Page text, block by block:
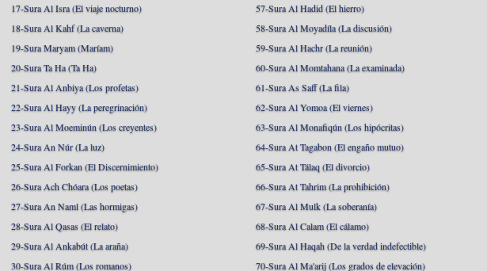
17-Sura Al Isra (El viaje nocturno)
18-Sura Al Kahf (La caverna)
19-Sura Maryam (Maríam)
20-Sura Ta Ha (Ta Ha)
21-Sura Al Anbiya (Los profetas)
22-Sura Al Hayy (La peregrinación)
23-Sura Al Moeminún (Los creyentes)
24-Sura An Núr (La luz)
25-Sura Al Forkan (El Discernimiento)
26-Sura Ach Chóara (Los poetas)
27-Sura An Naml (Las hormigas)
28-Sura Al Qasas (El relato)
29-Sura Al Ankabút (La araña)
30-Sura Al Rúm (Los romanos)
57-Sura Al Hadid (El hierro)
58-Sura Al Moyadíla (La discusión)
59-Sura Al Hachr (La reunión)
60-Sura Al Momtahana (La examinada)
61-Sura As Saff (La fila)
62-Sura Al Yomoa (El viernes)
63-Sura Al Monafiqún (Los hipócritas)
64-Sura At Tagabon (El engaño mutuo)
65-Sura At Tálaq (El divorcio)
66-Sura At Tahrim (La prohibición)
67-Sura Al Mulk (La soberanía)
68-Sura Al Calam (El cálamo)
69-Sura Al Haqah (De la verdad indefectible)
70-Sura Al Ma'arij (Los grados de elevación)